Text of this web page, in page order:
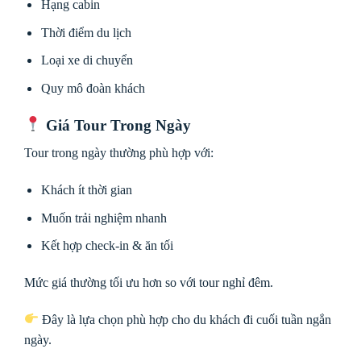
Hạng cabin
Thời điểm du lịch
Loại xe di chuyển
Quy mô đoàn khách
Giá Tour Trong Ngày
Tour trong ngày thường phù hợp với:
Khách ít thời gian
Muốn trải nghiệm nhanh
Kết hợp check-in & ăn tối
Mức giá thường tối ưu hơn so với tour nghỉ đêm.
Đây là lựa chọn phù hợp cho du khách đi cuối tuần ngắn
ngày.